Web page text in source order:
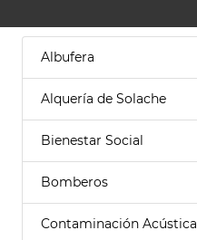
Albufera
Alquería de Solache
Bienestar Social
Bomberos
Contaminación Acústica